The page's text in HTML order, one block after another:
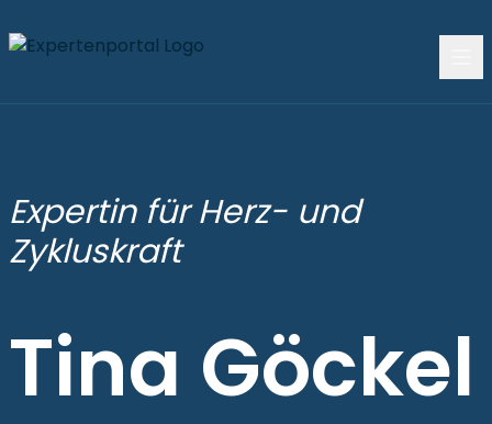
Expertin für Herz- und
Zykluskraft
Tina Göckel